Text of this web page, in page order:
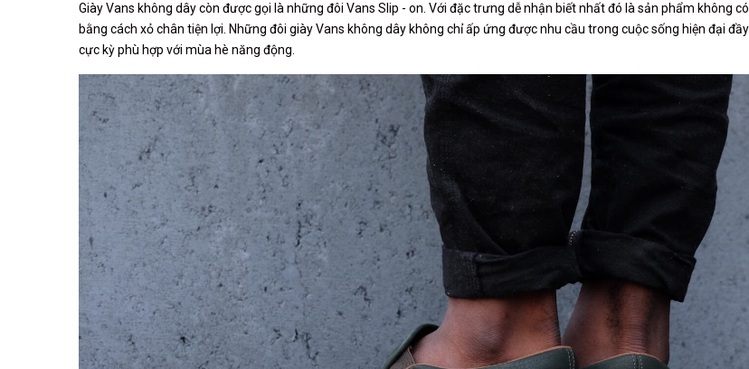
Giày Vans không dây còn được gọi là những đôi Vans Slip - on. Với đặc trưng dễ nhận biết nhất đó là sản phẩm không
bằng cách xỏ chân tiện lợi. Những đôi giày Vans không dây không chỉ ấp ứng được nhu cầu trong cuộc sống hiện đại
cực kỳ phù hợp với mùa hè năng động.